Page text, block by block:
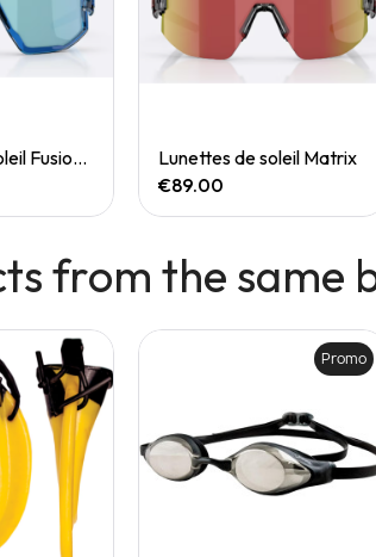
Lunettes de soleil Fusion Small
Quick View
Lunettes de soleil Matrix
€89.00
from the same
Promo